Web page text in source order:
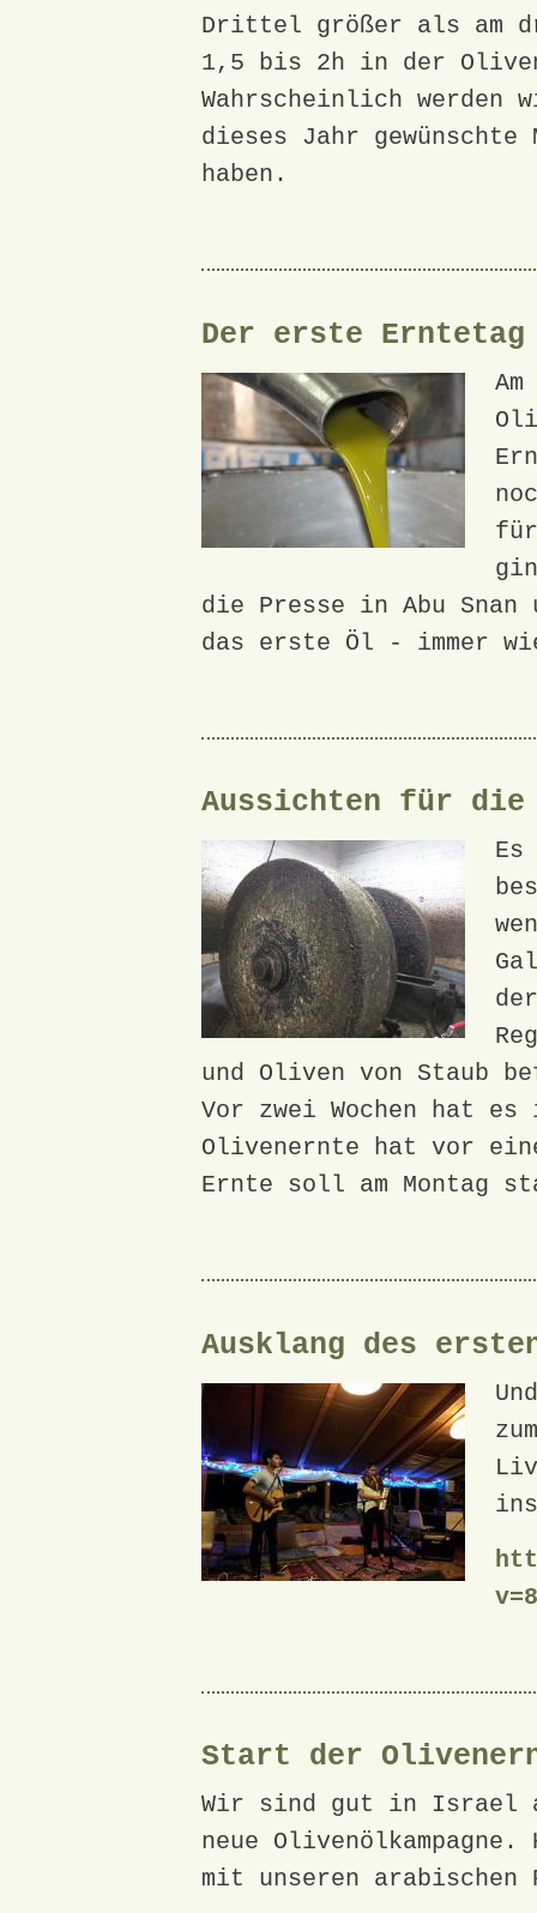
Drittel größer als am
1,5 bis 2h in der
Wahrscheinlich werden
dieses Jahr gewünschte
haben.
Der erste Erntetag
für
die Presse in Abu
das erste Öl - immer
Aussichten für die
und Oliven von Staub
Vor zwei Wochen hat
Olivenernte hat vor
Ernte soll am Montag
Ausklang des
Start der
Wir sind gut in Israel
neue
mit unseren arabischen